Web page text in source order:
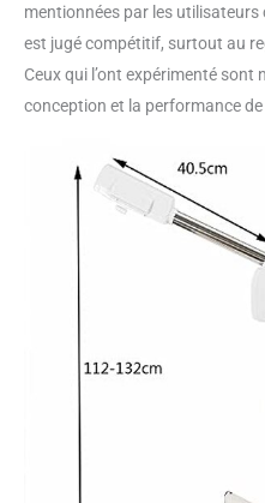
mentionnées par les
est jugé compétitif, surtout au
Ceux qui l’ont expérimenté
conception et la performance de